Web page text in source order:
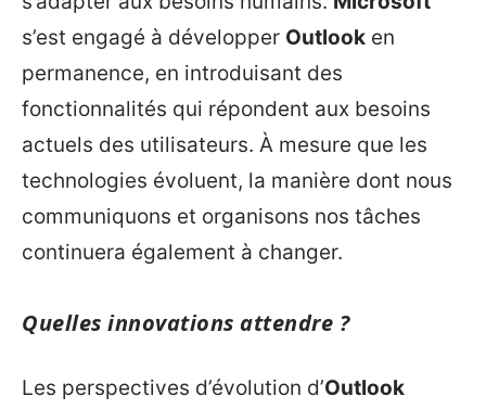
s’est engagé à développer Outlook en
permanence, en introduisant des
fonctionnalités qui répondent aux besoins
actuels des utilisateurs. À mesure que les
technologies évoluent, la manière dont nous
communiquons et organisons nos tâches
continuera également à changer.
Quelles innovations attendre ?
Les perspectives d’évolution d’Outlook